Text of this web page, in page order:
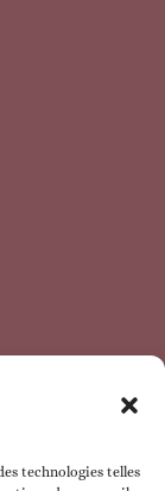
technologies telles